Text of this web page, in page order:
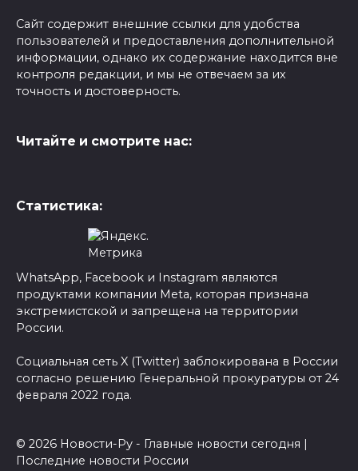
Сайт содержит внешние ссылки для удобства
пользователей и предоставления дополнительной
информации, однако их содержание находится вне
контроля редакции, и мы не отвечаем за их
точность и достоверность.
Читайте и смотрите нас:
Статистика:
WhatsApp, Facebook и Instagram являются
продуктами компании Meta, которая признана
экстремистской и запрещена на территории
России.
Социальная сеть X (Twitter) заблокирована в России
согласно решению Генеральной прокуратуры от 24
февраля 2022 года.
© 2026 Новости-Ру - Главные новости сегодня |
Последние новости России